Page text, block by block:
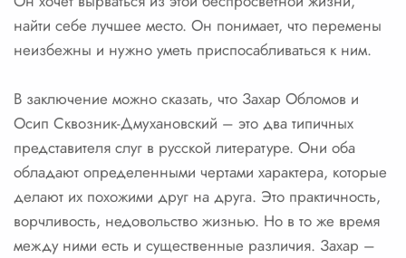
найти себе лучшее место. Он понимает, что перемены
неизбежны и нужно уметь приспосабливаться к ним.
В заключение можно сказать, что Захар Обломов и
Осип Сквозник-Дмухановский – это два типичных
представителя слуг в русской литературе. Они оба
обладают определенными чертами характера, которые
делают их похожими друг на друга. Это практичность,
ворчливость, недовольство жизнью. Но в то же время
между ними есть и существенные различия. Захар –